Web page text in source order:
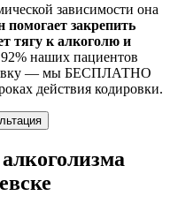
зависимости она
помогает закрепить
тягу к алкоголю и
92% наших пациентов
— мы БЕСПЛАТНО
действия кодировки.